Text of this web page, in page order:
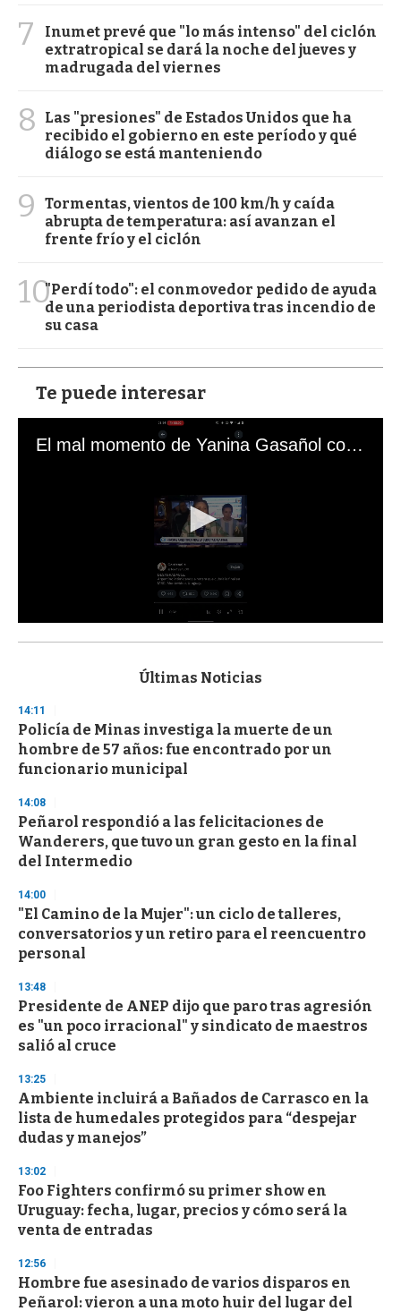
7
Inumet prevé que "lo más intenso" del ciclón
extratropical se dará la noche del jueves y
madrugada del viernes
8
Las "presiones" de Estados Unidos que ha
recibido el gobierno en este período y qué
diálogo se está manteniendo
9
Tormentas, vientos de 100 km/h y caída
abrupta de temperatura: así avanzan el
frente frío y el ciclón
10"Perdí todo": el conmovedor pedido de ayuda
de una periodista deportiva tras incendio de
su casa
Te puede interesar
El mal momento de Yanina Gasañol con un hincha argentino en "Subrayado"
s
d
s
o
f
3
s
e
c
o
n
Últimas Noticias
14:11
Policía de Minas investiga la muerte de un
hombre de 57 años: fue encontrado por un
funcionario municipal
14:08
Peñarol respondió a las felicitaciones de
Wanderers, que tuvo un gran gesto en la final
del Intermedio
14:00
"El Camino de la Mujer": un ciclo de talleres,
conversatorios y un retiro para el reencuentro
personal
13:48
Presidente de ANEP dijo que paro tras agresión
es "un poco irracional" y sindicato de maestros
salió al cruce
13:25
Ambiente incluirá a Bañados de Carrasco en la
lista de humedales protegidos para “despejar
dudas y manejos”
13:02
Foo Fighters confirmó su primer show en
Uruguay: fecha, lugar, precios y cómo será la
venta de entradas
12:56
Hombre fue asesinado de varios disparos en
Peñarol: vieron a una moto huir del lugar del